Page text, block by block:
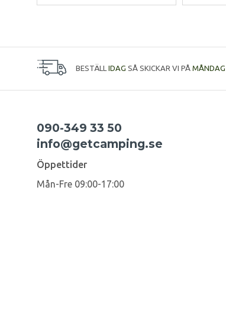
BESTÄLL IDAG SÅ SKICKAR VI PÅ MÅNDAG
090-349 33 50
info@getcamping.se
Öppettider
Mån-Fre 09:00-17:00